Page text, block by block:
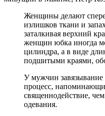
Женщины делают
излишков ткани и
заталкивая верхний
женщин юбка иногда
цилиндра, а в виде
подшитыми краями,
У мужчин завязывание
процесс,
священнодействие,
одевания.